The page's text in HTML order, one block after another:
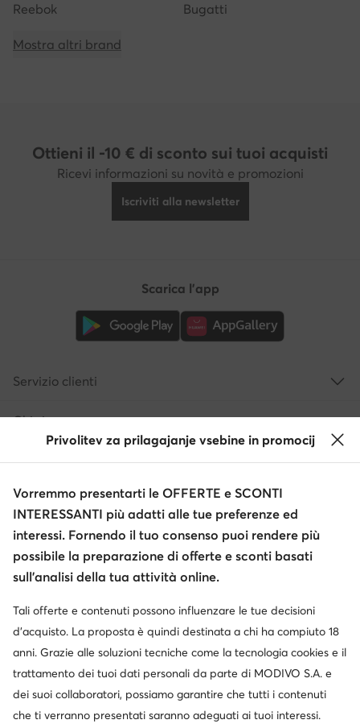
Reebok Bugatti
Mostra altri brand
Ottieni il -10 € di sconto sui tuoi acquisti
Ricevi informazioni su novità e promozioni
Iscriviti alla newsletter
Cambia paese: Italia (IT)
Scarica l'app
Servizio clienti
Chi siamo
Informazioni
© escarpe.it 2026
Termini e condizioni
Modifica impostazioni
Privolitev za prilagajanje vsebine in promocij
Vorremmo presentarti le OFFERTE e SCONTI
INTERESSANTI più adatti alle tue preferenze ed
interessi. Fornendo il tuo consenso puoi rendere più
possibile la preparazione di offerte e sconti basati
sull’analisi della tua attività online.
Tali offerte e contenuti possono influenzare le tue decisioni
d’acquisto. La proposta è quindi destinata a chi ha compiuto 18
anni. Grazie alle soluzioni tecniche come la tecnologia cookies e il
trattamento dei tuoi dati personali da parte di MODIVO S.A. e
dei suoi collaboratori, possiamo garantire che tutti i contenuti
che ti verranno presentati saranno adeguati ai tuoi interessi.